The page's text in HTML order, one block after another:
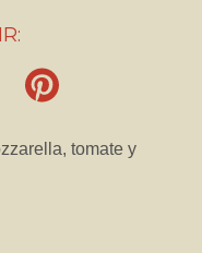
tomate y